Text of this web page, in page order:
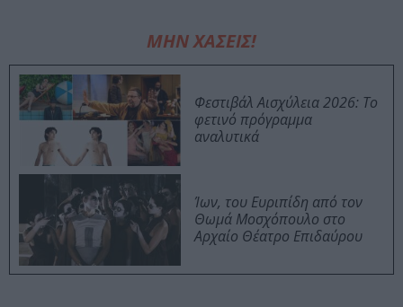
ΜΗΝ ΧΑΣΕΙΣ!
Φεστιβάλ Αισχύλεια 2026: Το
φετινό πρόγραμμα
αναλυτικά
Ίων, του Ευριπίδη από τον
Θωμά Μοσχόπουλο στο
Αρχαίο Θέατρο Επιδαύρου